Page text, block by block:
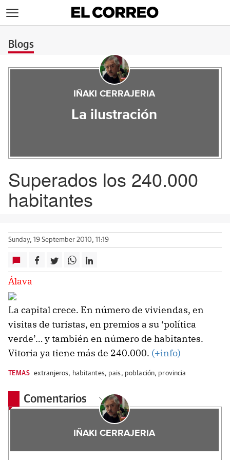
Blogs
IÑAKI CERRAJERIA
La ilustración
Superados los 240.000
habitantes
Sunday, 19 September 2010, 11:19
Álava
La capital crece. En número de viviendas, en
visitas de turistas, en premios a su ‘política
verde’… y también en número de habitantes.
Vitoria ya tiene más de 240.000. (+info)
TEMAS extranjeros, habitantes, pais, población, provincia
Comentarios
IÑAKI CERRAJERIA